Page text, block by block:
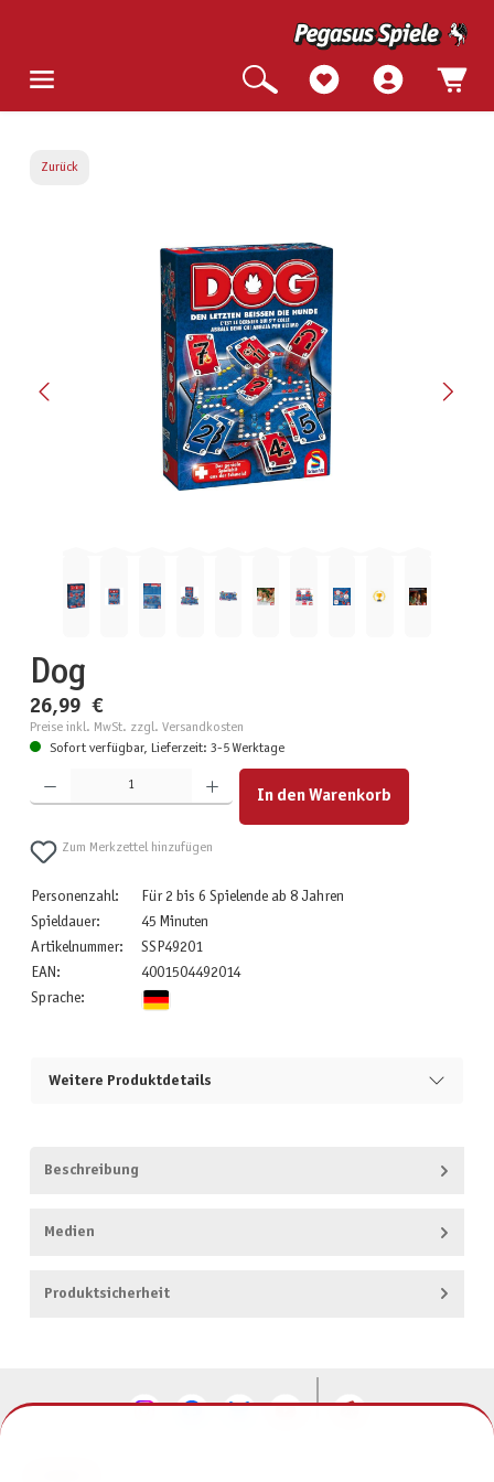
Zurück
Bildergalerie überspringen
Dog
26,99 €
Preise inkl. MwSt. zzgl. Versandkosten
Sofort verfügbar, Lieferzeit: 3-5 Werktage
Produkt Anzahl: Gib den gewünschten Wert ein oder benutze die Schaltflächen um die Anzahl zu
In den Warenkorb
Zum Merkzettel hinzufügen
Personenzahl:
Für 2 bis 6 Spielende ab 8 Jahren
Spieldauer:
45 Minuten
Artikelnummer:
SSP49201
EAN:
4001504492014
Sprache:
Weitere Produktdetails
Beschreibung
Medien
Produktsicherheit